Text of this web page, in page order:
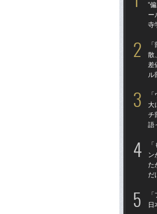
“
ー
寺
散
差
ル
大
チ
語
ン
た
だ
日